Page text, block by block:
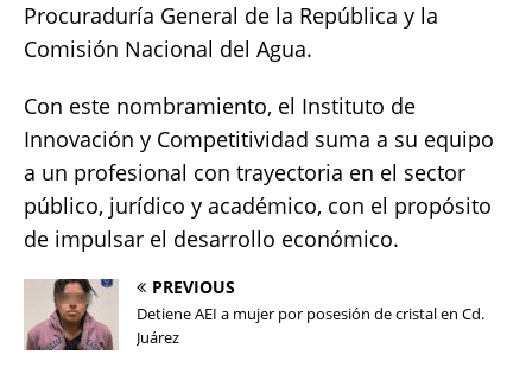
Procuraduría General de la República y la
Comisión Nacional del Agua.
Con este nombramiento, el Instituto de
Innovación y Competitividad suma a su equipo
a un profesional con trayectoria en el sector
público, jurídico y académico, con el propósito
de impulsar el desarrollo económico.
PREVIOUS
Detiene AEI a mujer por posesión de cristal en Cd.
Juárez